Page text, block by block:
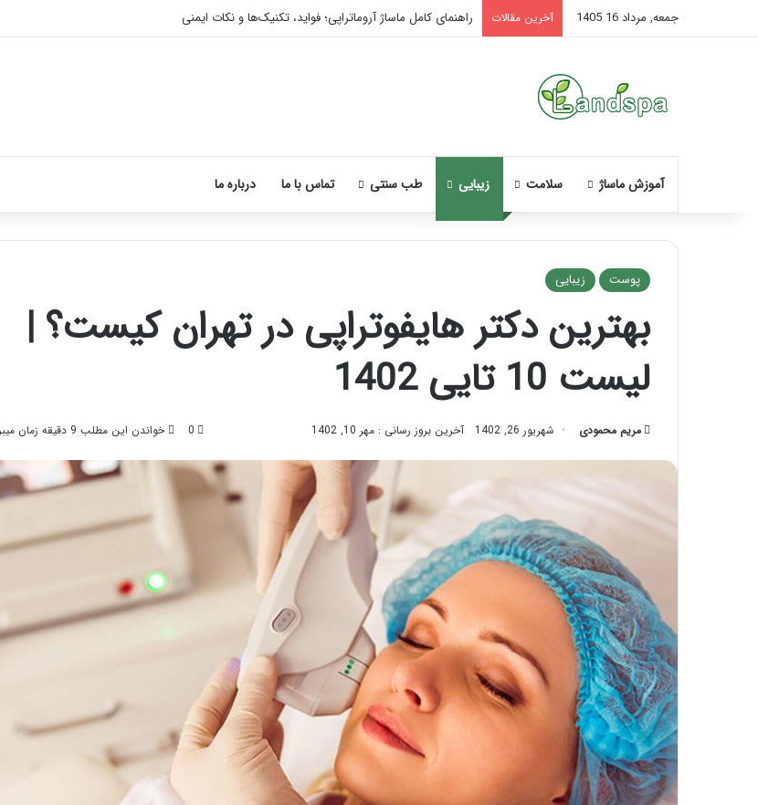
جمعه, مرداد 16 1405 آخرین مقالات راهنمای کامل ماساژ آروماتراپی؛ فواید، تکنیک‌ها و نکات ایمنی
آموزش ماساژ سلامت زیبایی طب سنتی تماس با ما درباره ما
پوست زیبایی
بهترین دکتر هایفوتراپی در تهران کیست؟ |
لیست 10 تایی 1402
مریم محمودی شهریور 26, 1402 آخرین بروز رسانی : مهر 10, 1402 0 خواندن این مطلب 9 دقیقه زمان میبرد
نحوه
ماساژ
صورت
بعد
تزریق
بایدها
نبایدهای
آن!
تیر 28, 1404
نحوه ماساژ صورت بعد از تزریق چربی؛
بایدها و نبایدهای آن!
آموزش
شکستن
آموزش شکستن قولنج در خانه